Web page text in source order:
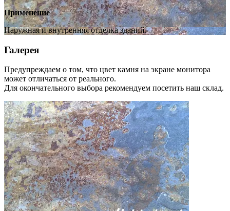
Применение
Наружная и внутренняя отделка зданий.
Галерея
Предупреждаем о том, что цвет камня на экране монитора
может отличаться от реального.
Для окончательного выбора рекомендуем посетить наш склад.